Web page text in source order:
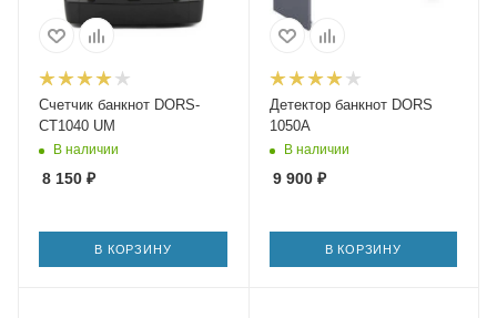
Счетчик банкнот DORS-
CT1040 UM
В наличии
8 150 ₽
В КОРЗИНУ
Детектор банкнот DORS
1050A
В наличии
9 900₽
В КОРЗИНУ